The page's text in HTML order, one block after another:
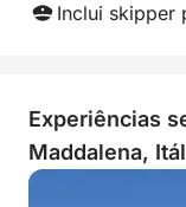
Inclui skipper
Experiências
Maddalena,